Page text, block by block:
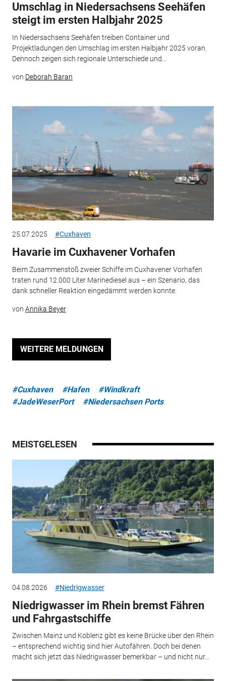
Umschlag in Niedersachsens Seehäfen
steigt im ersten Halbjahr 2025
In Niedersachsens Seehäfen treiben Container und
Projektladungen den Umschlag im ersten Halbjahr 2025 voran.
Dennoch zeigen sich regionale Unterschiede und...
von Deborah Baran
25.07.2025 #Cuxhaven
Havarie im Cuxhavener Vorhafen
Beim Zusammenstoß zweier Schiffe im Cuxhavener Vorhafen
traten rund 12.000 Liter Marinediesel aus – ein Szenario, das
dank schneller Reaktion eingedämmt werden konnte.
von Annika Beyer
WEITERE MELDUNGEN
#Cuxhaven #Hafen
#Windkraft
#JadeWeserPort
#Niedersachsen Ports
MEISTGELESEN
04.08.2026 #Niedrigwasser
Niedrigwasser im Rhein bremst Fähren
und Fahrgastschiffe
Zwischen Mainz und Koblenz gibt es keine Brücke über den Rhein
– entsprechend wichtig sind hier Autofähren. Doch bei denen
macht sich jetzt das Niedrigwasser bemerkbar – und nicht nur...